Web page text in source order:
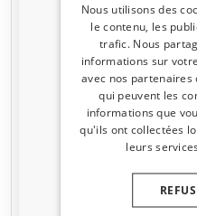
Chaînes neige 245/45 R18 -
Pewag Servo Sport RSS 76 -
jeu de 2 pièces
Pour les voitures particulières
normales
Auto-tendant
Avec protection de jante
€ 141,95
€ 113,56
Disponible sur stock
Nous utilisons des
le contenu, les
trafic. Nous
informations sur
avec nos
qui peuvent les
informations que
qu'ils ont collectées
leurs
Un code de
Inscrivez-vous dès
newsletter et
valable 3 jours.